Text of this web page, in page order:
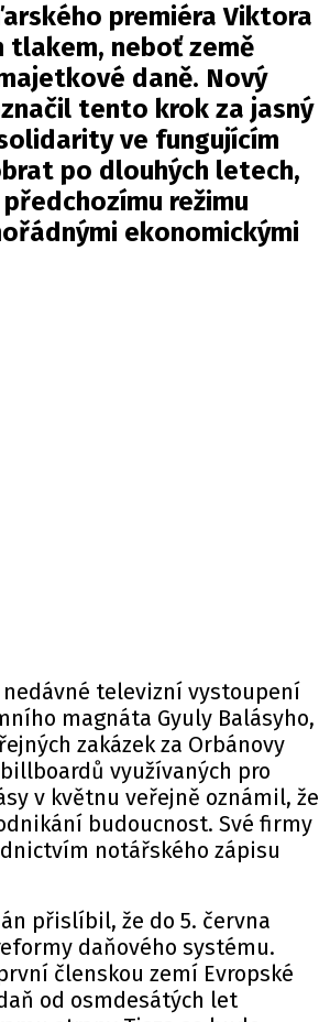
premiéra Viktora
tlakem, neboť země
daně. Nový
tento krok za jasný
ve fungujícím
po dlouhých letech,
režimu
ekonomickými
televizní vystoupení
magnáta Gyuly Balásyho,
zakázek za Orbánovy
využívaných pro
v květnu veřejně oznámil, že
budoucnost. Své firmy
notářského zápisu
přislíbil, že do 5. června
daňového systému.
členskou zemí Evropské
od osmdesátých let